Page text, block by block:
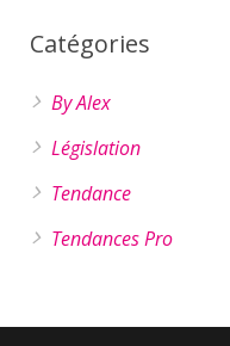
Catégories
By Alex
Législation
Tendance
Tendances Pro